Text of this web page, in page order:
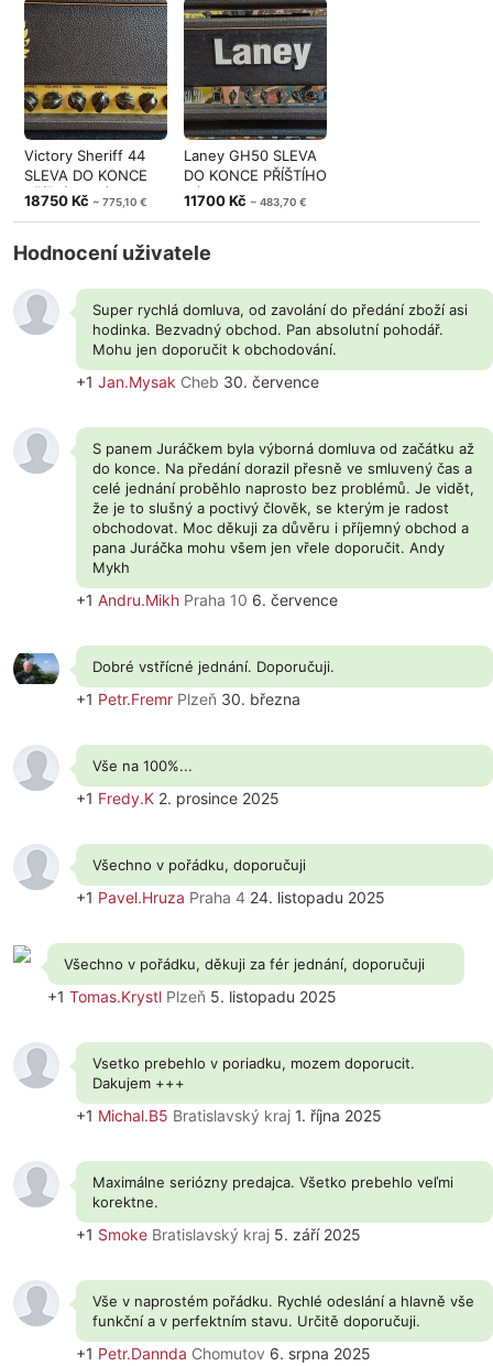
Victory Sheriff 44
SLEVA DO KONCE
PŘÍŠTÍHO TÝ
18750 Kč ~ 775,10 €
Laney GH50 SLEVA
DO KONCE PŘÍŠTÍHO
TÝDNE
11700 Kč ~ 483,70 €
Hodnocení uživatele
Super rychlá domluva, od zavolání do předání zboží asi
hodinka. Bezvadný obchod. Pan absolutní pohodář.
Mohu jen doporučit k obchodování.
+1 Jan.Mysak Cheb 30. července
S panem Juráčkem byla výborná domluva od začátku až
do konce. Na předání dorazil přesně ve smluvený čas a
celé jednání proběhlo naprosto bez problémů. Je vidět,
že je to slušný a poctivý člověk, se kterým je radost
obchodovat. Moc děkuji za důvěru i příjemný obchod a
pana Juráčka mohu všem jen vřele doporučit. Andy
Mykh
+1 Andru.Mikh Praha 10 6. července
Dobré vstřícné jednání. Doporučuji.
+1 Petr.Fremr Plzeň 30. března
Vše na 100%...
+1 Fredy.K 2. prosince 2025
Všechno v pořádku, doporučuji
+1 Pavel.Hruza Praha 4 24. listopadu 2025
Všechno v pořádku, děkuji za fér jednání, doporučuji
+1 Tomas.Krystl Plzeň 5. listopadu 2025
Vsetko prebehlo v poriadku, mozem doporucit.
Dakujem +++
+1 Michal.B5 Bratislavský kraj 1. října 2025
Maximálne seriózny predajca. Všetko prebehlo veľmi
korektne.
+1 Smoke Bratislavský kraj 5. září 2025
Vše v naprostém pořádku. Rychlé odeslání a hlavně vše
funkční a v perfektním stavu. Určitě doporučuji.
+1 Petr.Dannda Chomutov 6. srpna 2025